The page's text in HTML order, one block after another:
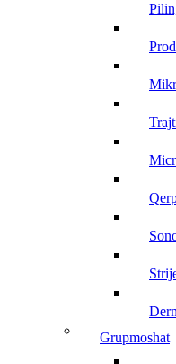
grupmoshat